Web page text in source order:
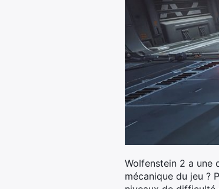
Wolfenstein 2 a une
mécanique du jeu ?